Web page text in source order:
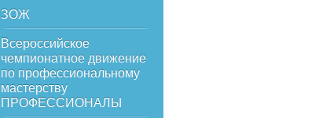
ЗОЖ
Всероссийское
чемпионатное движение
по профессиональному
мастерству
ПРОФЕССИОНАЛЫ